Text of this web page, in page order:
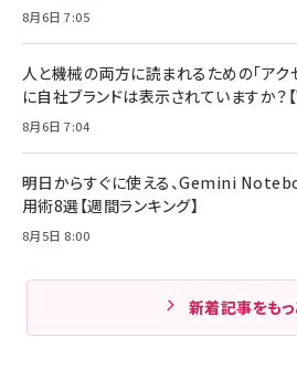
8月6日 7:05
人と機械の両方に読まれるための「アク
に自社ブランドは表示されていますか？
8月6日 7:04
明日からすぐに使える、Gemini
用術8選【週間ランキング】
8月5日 8:00
新着記事をも